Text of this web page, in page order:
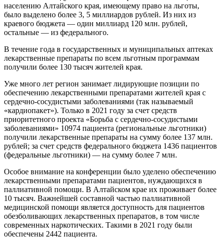
населению Алтайского края, имеющему право на льготы,
было выделено более 3, 5 миллиардов рублей. Из них из
краевого бюджета — один миллиард 120 млн. рублей,
остальные — из федерального.
В течение года в государственных и муниципальных аптеках
лекарственные препараты по всем льготным программам
получили более 130 тысяч жителей края.
Уже много лет регион занимает лидирующие позиции по
обеспечению лекарственными препаратами жителей края с
сердечно-сосудистыми заболеваниями (так называемый
«кардиопакет»). Только в 2021 году за счет средств
приоритетного проекта «Борьба с сердечно-сосудистыми
заболеваниями» 10974 пациента (региональные льготники)
получили лекарственные препараты на сумму более 137 млн.
рублей; за счет средств федерального бюджета 1436 пациентов
(федеральные льготники) — на сумму более 7 млн.
Особое внимание на конференции было уделено обеспечению
лекарственными препаратами пациентов, нуждающихся в
паллиативной помощи. В Алтайском крае их проживает более
10 тысяч. Важнейшей составной частью паллиативной
медицинской помощи является доступность для пациентов
обезболивающих лекарственных препаратов, в том числе
современных наркотических. Такими в 2021 году были
обеспечены 2442 пациента.